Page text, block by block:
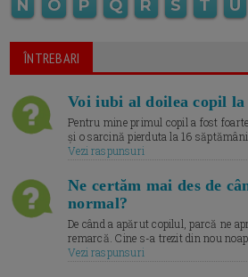
N
O P Q R S T U
ÎNTREBARI
Voi iubi al doilea copil
Pentru mine primul copil a fost
și o sarcină pierduta la 16
Vezi raspunsuri
Ne certăm mai des de
normal?
De când a apărut copilul, parcă ne
remarcă. Cine s-a trezit din nou
Vezi raspunsuri